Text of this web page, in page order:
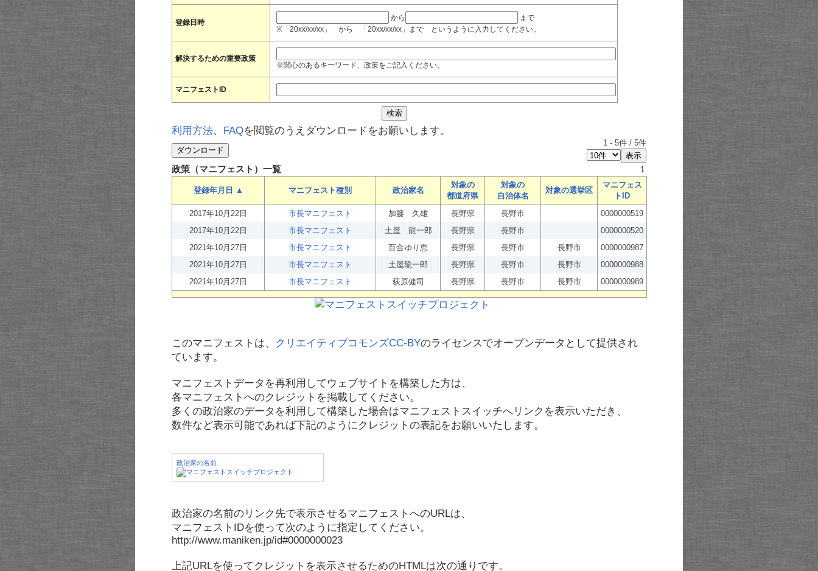
登録日時
から
まで
※「20xx/xx/xx」 から 「20xx/xx/xx」まで というように入力してください。
解決するための重要政策
※関心のあるキーワード、政策をご記入ください。
マニフェストID
利用方法、 FAQを閲覧のうえダウンロードをお願いします。
1 - 5件 / 5件
政策（マニフェスト）一覧 1
登録年月日 ▲ マニフェスト種別 政治家名
対象の
都道府県
対象の
自治体名
対象の選挙区
マニフェス
トID
2017年10月22日
市長マニフェスト 加藤 久雄 長野県 長野市
0000000519
2017年10月22日
市長マニフェスト 土屋 龍一郎 長野県 長野市
0000000520
2021年10月27日
市長マニフェスト 百合ゆり恵 長野県 長野市 長野市
0000000987
2021年10月27日
市長マニフェスト 土屋龍一郎 長野県 長野市 長野市
0000000988
2021年10月27日
市長マニフェスト 荻原健司 長野県 長野市 長野市 0000000989
このマニフェストは、 クリエイティブコモンズCC-BYのライセンスでオープンデータとして提供され
ています。
マニフェストデータを再利用してウェブサイトを構築した方は、
各マニフェストへのクレジットを掲載してください。
多くの政治家のデータを利用して構築した場合はマニフェストスイッチへリンクを表示いただき、
数件など表示可能であれば下記のようにクレジットの表記をお願いいたします。
政治家の名前
政治家の名前のリンク先で表示させるマニフェストへのURLは、
マニフェストIDを使って次のように指定してください。
http://www.maniken.jp/id#0000000023
上記URLを使ってクレジットを表示させるためのHTMLは次の通りです。